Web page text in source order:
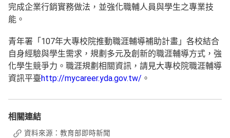
完成企業行銷實務做法，並強化職輔人員與學生之專業技
能。
青年署「107年大專校院推動職涯輔導補助計畫」各校結合
自身經驗與學生需求，規劃多元及創新的職涯輔導方式，強
化學生競爭力。職涯規劃相關資訊，請見大專校院職涯輔導
資訊平臺http://mycareer.yda.gov.tw/ 。
相關連結
資料來源：教育部即時新聞